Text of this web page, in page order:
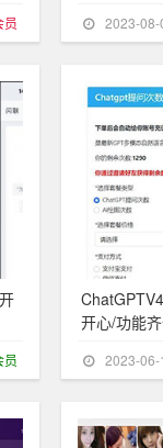
员 2023-08-
员
开心/功能
2023-06-